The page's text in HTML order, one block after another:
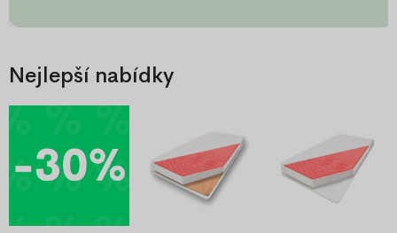
Nejlepší nabídky